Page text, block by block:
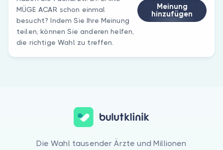
MÜGE ACAR schon einmal
besucht? Indem Sie Ihre Meinung
teilen, können Sie anderen helfen,
die richtige Wahl zu treffen.
Meinung
hinzufügen
Die Wahl tausender Ärzte und Millionen